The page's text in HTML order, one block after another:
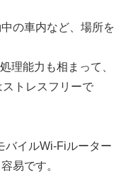
の車内など、場所を
理能力も相まって、
トレスフリーで
バイルWi-Fiルーター
易です。